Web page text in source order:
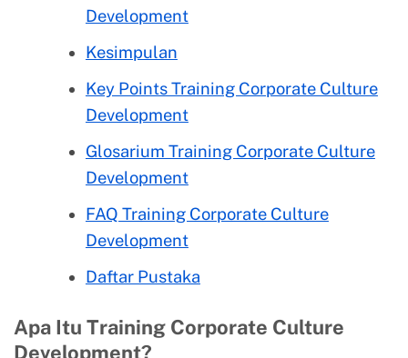
Development
Kesimpulan
Key Points Training Corporate Culture
Development
Glosarium Training Corporate Culture
Development
FAQ Training Corporate Culture
Development
Daftar Pustaka
Apa Itu Training Corporate Culture
Development?